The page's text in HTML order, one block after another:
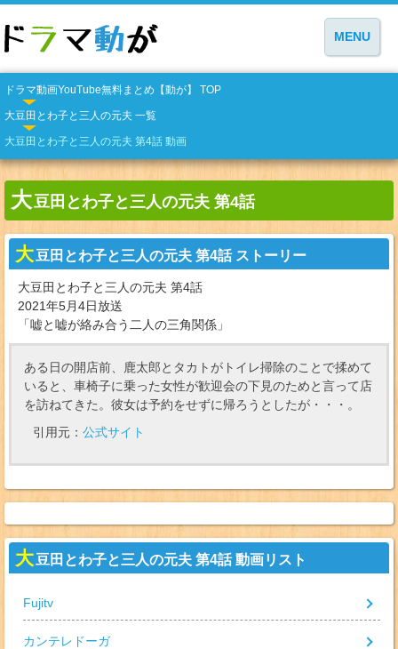
MENU
ドラマ動画YouTube無料まとめ【動が】 TOP
大豆田とわ子と三人の元夫 一覧
大豆田とわ子と三人の元夫 第4話 動画
大豆田とわ子と三人の元夫 第4話
大豆田とわ子と三人の元夫 第4話 ストーリー
大豆田とわ子と三人の元夫 第4話
2021年5月4日放送
「嘘と嘘が絡み合う二人の三角関係」
ある日の開店前、鹿太郎とタカトがトイレ掃除のことで揉めて
いると、車椅子に乗った女性が歓迎会の下見のためと言って店
を訪ねてきた。彼女は予約をせずに帰ろうとしたが・・・。
引用元： 公式サイト
大豆田とわ子と三人の元夫 第4話 動画リスト
Fujitv
カンテレドーガ